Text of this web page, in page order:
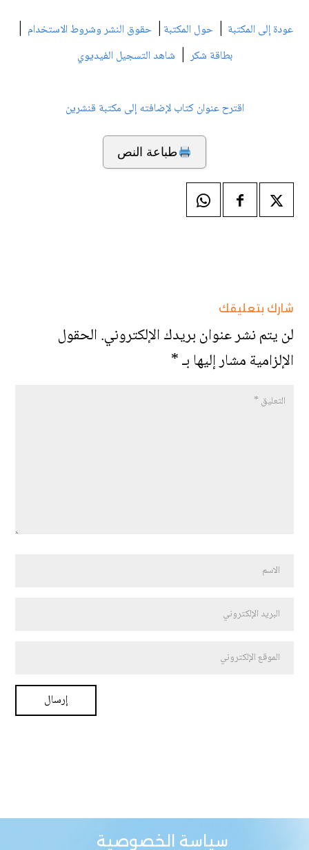
عودة إلى المكتبة | حول المكتبة | حقوق النشر وشروط الاستخدام |
بطاقة شكر| شاهد التسجيل الفيديوي
اقترح عنوان كتاب لإضافته إلى مكتبة قنشرين
طباعة النص
شارك بتعليقك
لن يتم نشر عنوان بريدك الإلكتروني.الحقول
الإلزامية مشار إليها بـ*
سياسة الخصوصية